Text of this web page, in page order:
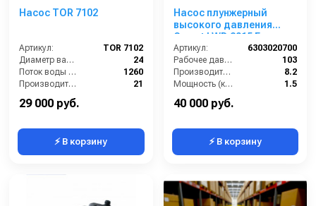
Насос TOR 7102
Артикул:
TOR 7102
Диаметр вала (мм):
24
Поток воды (л/час):
1260
Производительность (л/мин):
21
Давление (бар):
29 000 руб.
⚡ В корзину
Насос плунжерный
высокого давления
Comet LWD 2015 E
(8,2/103) 3400 об/мин. ø
5/8” п.в.
Артикул:
6303020700
Рабочее давление (бар):
103
Производительность (л/мин):
8.2
Мощность (кВт):
1.5
Обороты двигателя (об/мин):
40 000 руб.
⚡ В корзину